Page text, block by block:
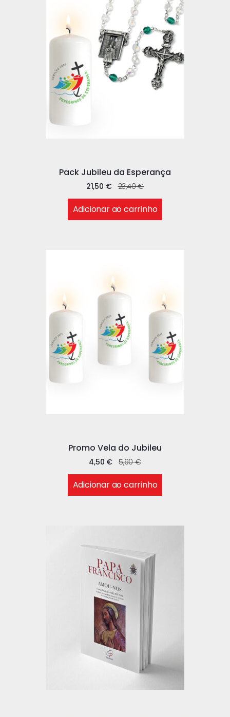
Pack Jubileu da Esperança
23,40€
21,50 €
Adicionar ao carrinho
Promo Vela do Jubileu
5,90€
4,50 €
Adicionar ao carrinho